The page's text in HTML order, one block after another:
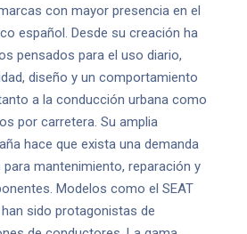
con mayor presencia en el
español. Desde su creación ha
pensados para el uso diario,
diseño y un comportamiento
a la conducción urbana como
por carretera. Su amplia
hace que exista una demanda
mantenimiento, reparación y
Modelos como el SEAT
sido protagonistas de